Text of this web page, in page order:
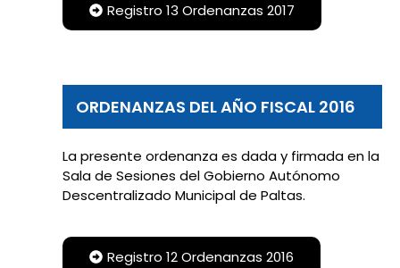
Registro 13 Ordenanzas 2017
ORDENANZAS DEL AÑO FISCAL 2016
La presente ordenanza es dada y firmada en la
Sala de Sesiones del Gobierno Autónomo
Descentralizado Municipal de Paltas.
Registro 12 Ordenanzas 2016